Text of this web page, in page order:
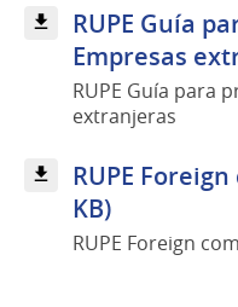
RUPE Guía
Empresas
RUPE Guía para
extranjeras
RUPE
KB)
RUPE Foreign